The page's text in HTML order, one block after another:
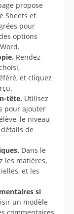
propose
Sheets et
pour
options
Rendez-
et cliquez
tête. Utilisez
pour ajouter
le niveau
de
Dans le
les matières,
et les
si
un modèle